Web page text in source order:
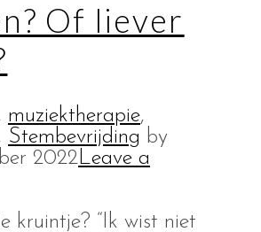
Of liever
muziektherapie,
Stembevrijding by
2022Leave a
kruintje? “Ik wist niet